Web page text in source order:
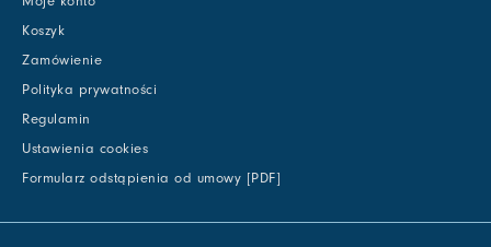
Koszyk
Zamówienie
Polityka prywatności
Regulamin
Ustawienia cookies
Formularz odstąpienia od umowy [PDF]